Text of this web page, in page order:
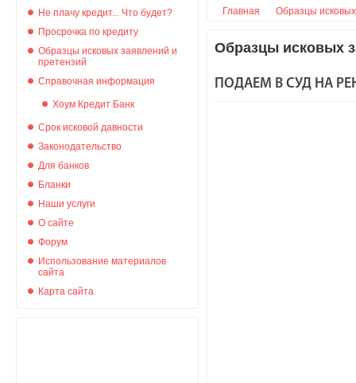
Не плачу кредит... Что будет?
Просрочка по кредиту
Образцы исковых заявлений и
претензий
Справочная информация
Хоум Кредит Банк
Срок исковой давности
Законодательство
Для банков
Бланки
Наши услуги
О сайте
Форум
Использование материалов
сайта
Карта сайта
Главная Образцы
Образцы исковых
ПОДАЕМ В СУД НА